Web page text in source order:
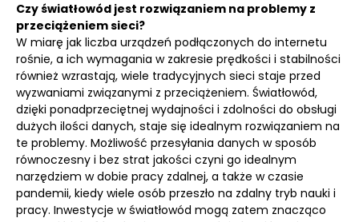
Czy światłowód jest rozwiązaniem na problemy z
przeciążeniem sieci?
W miarę jak liczba urządzeń podłączonych do internetu
rośnie, a ich wymagania w zakresie prędkości i stabilności
również wzrastają, wiele tradycyjnych sieci staje przed
wyzwaniami związanymi z przeciążeniem. Światłowód,
dzięki ponadprzeciętnej wydajności i zdolności do obsługi
dużych ilości danych, staje się idealnym rozwiązaniem na
te problemy. Możliwość przesyłania danych w sposób
równoczesny i bez strat jakości czyni go idealnym
narzędziem w dobie pracy zdalnej, a także w czasie
pandemii, kiedy wiele osób przeszło na zdalny tryb nauki i
pracy. Inwestycje w światłowód mogą zatem znacząco